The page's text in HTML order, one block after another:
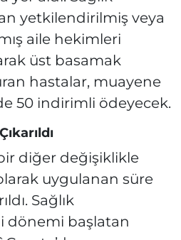
yetkilendirilmiş veya
aile hekimleri
üst basamak
hastalar, muayene
50 indirimli ödeyecek.
diğer değişiklikle
uygulanan süre
Sağlık
dönemi başlatan